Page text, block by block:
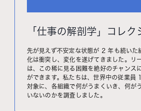
「仕事の解剖学」コレク
先が見えず不安定な状態が 2 年も続いた
化は衝突し、変化を遂げてきました。リ
は、この稀に見る困難を絶好のチャンス
ができます。私たちは、世界中の従業員
対象に、各組織で何がうまくいき、何が
いないのかを調査しました。